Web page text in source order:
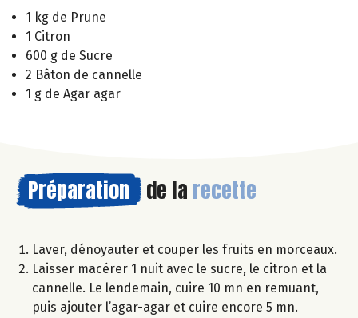
1 kg de Prune
1 Citron
600 g de Sucre
2 Bâton de cannelle
1 g de Agar agar
Préparation de la recette
Laver, dénoyauter et couper les fruits en morceaux.
Laisser macérer 1 nuit avec le sucre, le citron et la
cannelle. Le lendemain, cuire 10 mn en remuant,
puis ajouter l’agar-agar et cuire encore 5 mn.